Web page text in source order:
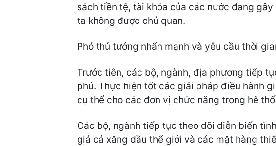
sách tiền tệ, tài khóa của các nước đang
ta không được chủ quan.
Phó thủ tướng nhấn mạnh và yêu cầu thời
Trước tiên, các bộ, ngành, địa phương tiếp
phủ. Thực hiện tốt các giải pháp điều hành
cụ thể cho các đơn vị chức năng trong hệ
Các bộ, ngành tiếp tục theo dõi diễn biến
giá cả xăng dầu thế giới và các mặt hàng